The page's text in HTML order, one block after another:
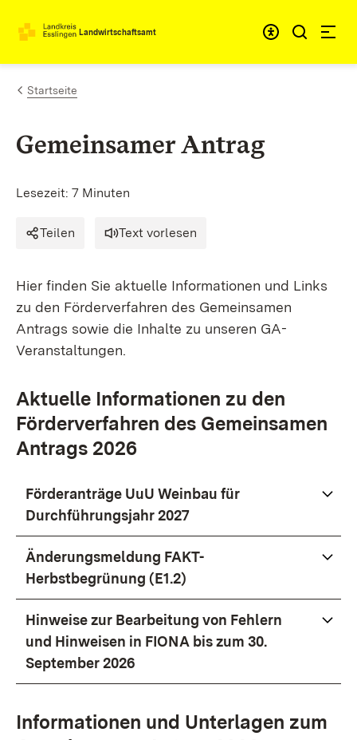
Zum Inhalt springen
Landwirtschaftsamt
Startseite
Gemeinsamer Antrag
Lesezeit: 7 Minuten
Teilen Text vorlesen
Hier finden Sie aktuelle Informationen und Links
zu den Förderverfahren des Gemeinsamen
Antrags sowie die Inhalte zu unseren GA-
Veranstaltungen.
Aktuelle Informationen zu den
Förderverfahren des Gemeinsamen
Antrags 2026
Förderanträge UuU Weinbau für
Durchführungsjahr 2027
Änderungsmeldung FAKT-
Herbstbegrünung (E1.2)
Hinweise zur Bearbeitung von Fehlern
und Hinweisen in FIONA bis zum 30.
September 2026
Informationen und Unterlagen zum